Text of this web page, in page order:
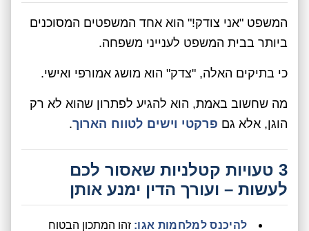
המשפט "אני צודק!" הוא אחד המשפטים המסוכנים
ביותר בבית המשפט לענייני משפחה.
כי בתיקים האלה, "צדק" הוא מושג אמורפי ואישי.
מה שחשוב באמת, הוא להגיע לפתרון שהוא לא רק
הוגן, אלא גם פרקטי וישים לטווח הארוך.
3 טעויות קטלניות שאסור לכם
לעשות – ועורך הדין ימנע אותן
להיכנס למלחמות אגו: זהו המתכון הבטוח